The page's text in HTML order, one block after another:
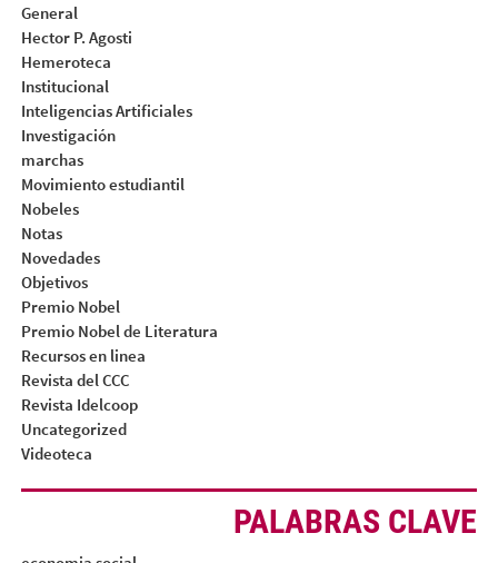
General
Hector P. Agosti
Hemeroteca
Institucional
Inteligencias Artificiales
Investigación
marchas
Movimiento estudiantil
Nobeles
Notas
Novedades
Objetivos
Premio Nobel
Premio Nobel de Literatura
Recursos en linea
Revista del CCC
Revista Idelcoop
Uncategorized
Videoteca
PALABRAS CLAVE